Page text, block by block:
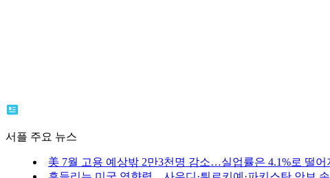
서플 주요 뉴스
美 7월 고용 예상밖 2만3천명 감소…실업률은 4.1%로 떨어